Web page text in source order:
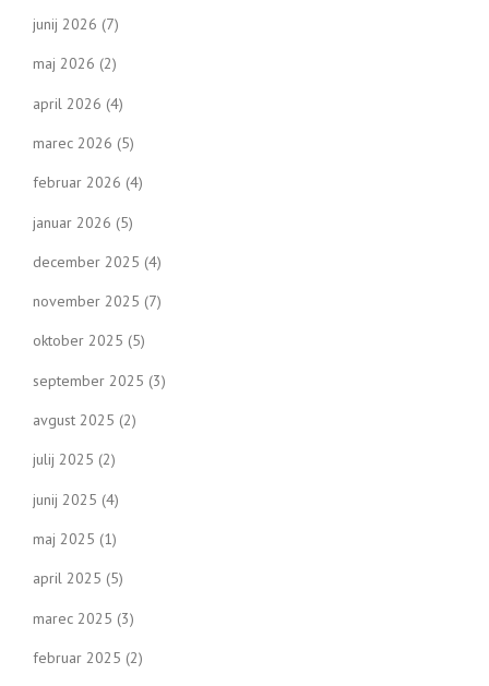
junij 2026 (7)
maj 2026 (2)
april 2026 (4)
marec 2026 (5)
februar 2026 (4)
januar 2026 (5)
december 2025 (4)
november 2025 (7)
oktober 2025 (5)
september 2025 (3)
avgust 2025 (2)
julij 2025 (2)
junij 2025 (4)
maj 2025 (1)
april 2025 (5)
marec 2025 (3)
februar 2025 (2)